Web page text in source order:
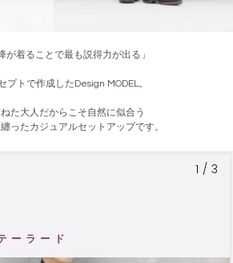
が着ることで最も説得力が出る」
プトで作成したDesign MODEL。
た大人だからこそ自然に似合う
ったカジュアルセットアップです。
1/3
ーラード